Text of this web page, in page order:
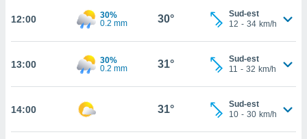
è
al sito
12:00
30%
0.2 mm
30°
Sud-est
12 - 34 km/h
13:00
30%
0.2 mm
31°
Sud-est
11 - 32 km/h
14:00 31°
Sud-est
10 - 30 km/h